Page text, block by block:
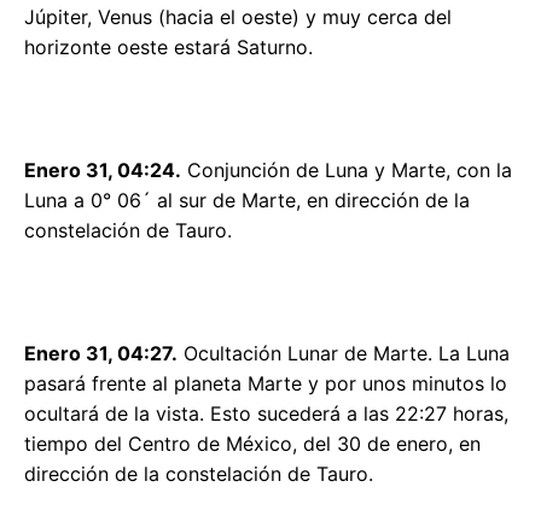
Júpiter, Venus (hacia el oeste) y muy cerca del
horizonte oeste estará Saturno.
Enero 31, 04:24. Conjunción de Luna y Marte, con la
Luna a 0° 06´ al sur de Marte, en dirección de la
constelación de Tauro.
Enero 31, 04:27. Ocultación Lunar de Marte. La Luna
pasará frente al planeta Marte y por unos minutos lo
ocultará de la vista. Esto sucederá a las 22:27 horas,
tiempo del Centro de México, del 30 de enero, en
dirección de la constelación de Tauro.